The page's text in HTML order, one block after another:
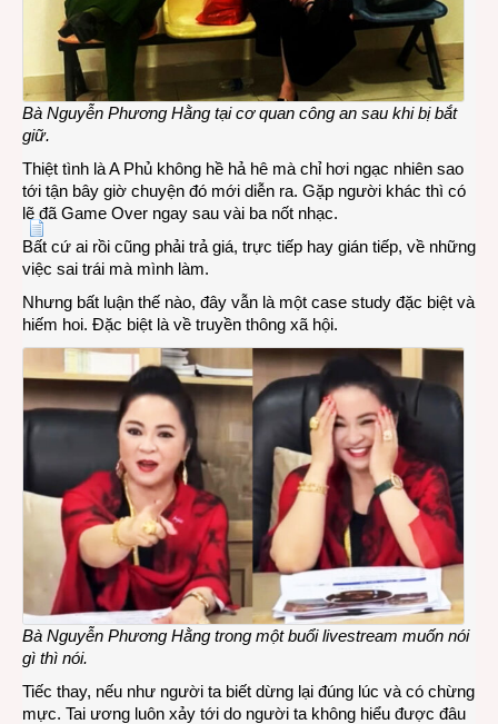
Bà Nguyễn Phương Hằng tại cơ quan công an sau khi bị bắt
giữ.
Thiệt tình là A Phủ không hề hả hê mà chỉ hơi ngạc nhiên sao
tới tận bây giờ chuyện đó mới diễn ra. Gặp người khác thì có
lẽ đã Game Over ngay sau vài ba nốt nhạc.
Bất cứ ai rồi cũng phải trả giá, trực tiếp hay gián tiếp, về những
việc sai trái mà mình làm.
Nhưng bất luận thế nào, đây vẫn là một case study đặc biệt và
hiếm hoi. Đặc biệt là về truyền thông xã hội.
Bà Nguyễn Phương Hằng trong một buổi livestream muốn nói
gì thì nói.
Tiếc thay, nếu như người ta biết dừng lại đúng lúc và có chừng
mực. Tai ương luôn xảy tới do người ta không hiểu được đâu